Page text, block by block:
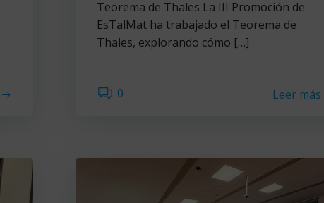
Teorema de Thales La III Promoción de
EsTalMat ha trabajado el Teorema de
Thales, explorando cómo […]
0 Leer más